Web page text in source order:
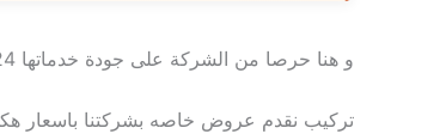
و هنا حرصا من الشركة على جودة خدماتها 24 ساعه و كما تنظيف و صيانه و
تركيب نقدم عروض خاصه بشركتنا باسعار